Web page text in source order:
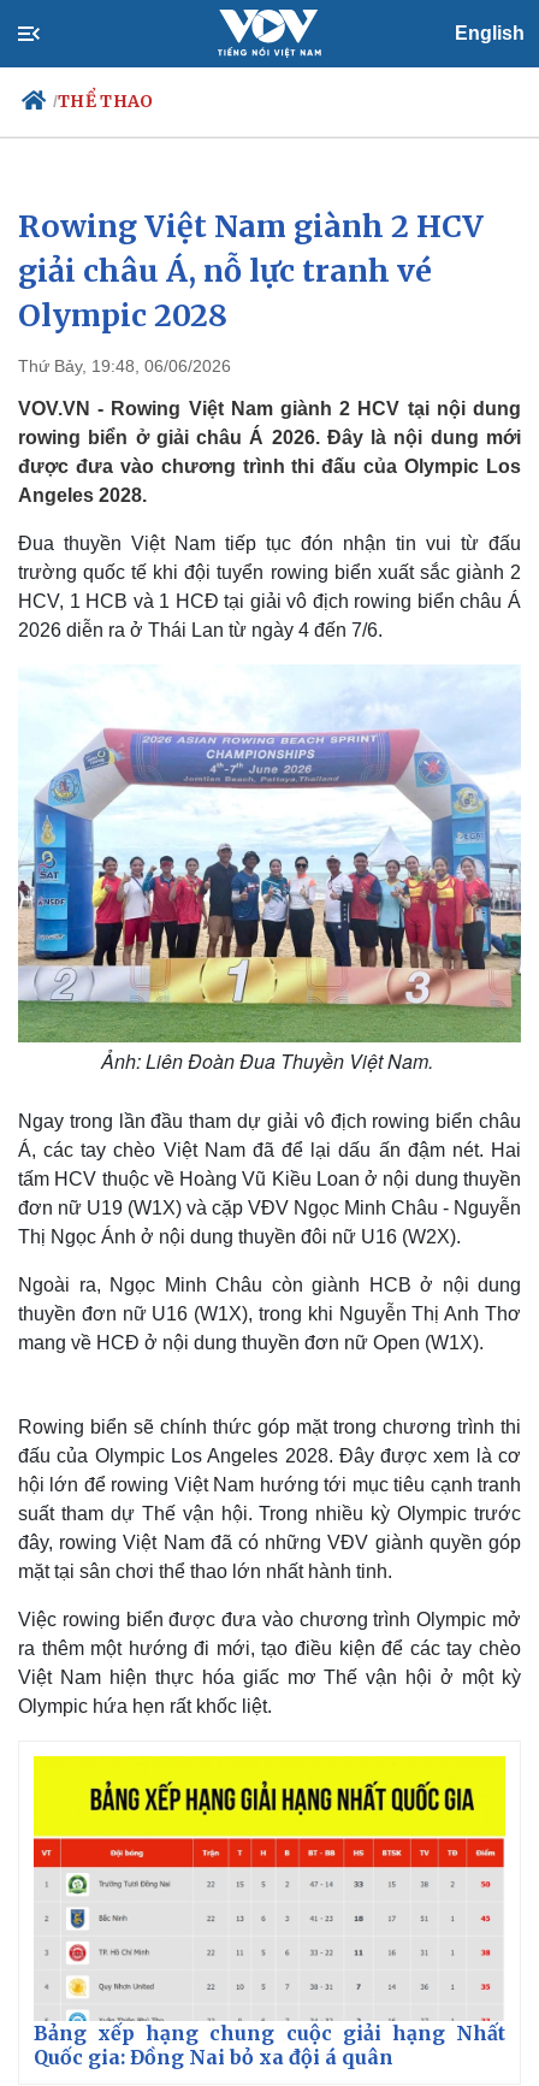
English
/THỂ THAO
Chính trị
Đảng
Tổ chức nhân sự
Quốc hội
Nhận diện sự thật
Xã hội
Tin 24h
Dự báo thời tiết
Thế giới
Quan sát
Cuộc sống đó đây
Hồ sơ
Ảnh
E-Magazine
Infographic
Rowing Việt Nam giành 2 HCV
giải châu Á, nỗ lực tranh vé
Olympic 2028
Thứ Bảy, 19:48, 06/06/2026
VOV.VN - Rowing Việt Nam giành 2 HCV tại nội dung
rowing biển ở giải châu Á 2026. Đây là nội dung mới
được đưa vào chương trình thi đấu của Olympic Los
Angeles 2028.
Đua thuyền Việt Nam tiếp tục đón nhận tin vui từ đấu
trường quốc tế khi đội tuyển rowing biển xuất sắc giành 2
HCV, 1 HCB và 1 HCĐ tại giải vô địch rowing biển châu Á
2026 diễn ra ở Thái Lan từ ngày 4 đến 7/6.
Ảnh: Liên Đoàn Đua Thuyền Việt Nam.
Ngay trong lần đầu tham dự giải vô địch rowing biển châu
Á, các tay chèo Việt Nam đã để lại dấu ấn đậm nét. Hai
tấm HCV thuộc về Hoàng Vũ Kiều Loan ở nội dung thuyền
đơn nữ U19 (W1X) và cặp VĐV Ngọc Minh Châu - Nguyễn
Thị Ngọc Ánh ở nội dung thuyền đôi nữ U16 (W2X).
Ngoài ra, Ngọc Minh Châu còn giành HCB ở nội dung
thuyền đơn nữ U16 (W1X), trong khi Nguyễn Thị Anh Thơ
mang về HCĐ ở nội dung thuyền đơn nữ Open (W1X).
Rowing biển sẽ chính thức góp mặt trong chương trình thi
đấu của Olympic Los Angeles 2028. Đây được xem là cơ
hội lớn để rowing Việt Nam hướng tới mục tiêu cạnh tranh
suất tham dự Thế vận hội. Trong nhiều kỳ Olympic trước
đây, rowing Việt Nam đã có những VĐV giành quyền góp
mặt tại sân chơi thể thao lớn nhất hành tinh.
Việc rowing biển được đưa vào chương trình Olympic mở
ra thêm một hướng đi mới, tạo điều kiện để các tay chèo
Việt Nam hiện thực hóa giấc mơ Thế vận hội ở một kỳ
Olympic hứa hẹn rất khốc liệt.
Bảng xếp hạng chung cuộc giải hạng Nhất
Quốc gia: Đồng Nai bỏ xa đội á quân